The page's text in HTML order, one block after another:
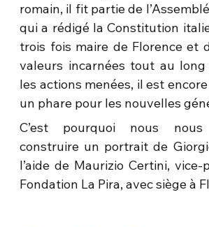
romain, il fit partie de
qui a rédigé la Constitution
trois fois maire de Florence et
valeurs incarnées tout au
les actions menées, il est
un phare pour les nouvelles
C’est pourquoi nous
construire un portrait de
l’aide de Maurizio Certini,
Fondation La Pira, avec siège à